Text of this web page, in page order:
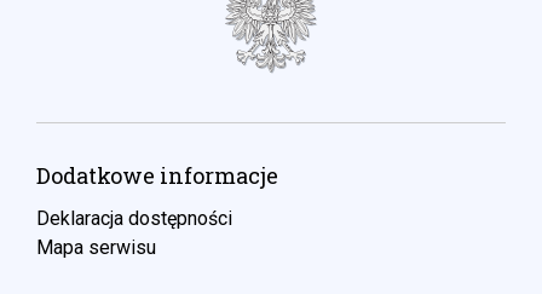
Dodatkowe informacje
Deklaracja dostępności
Mapa serwisu